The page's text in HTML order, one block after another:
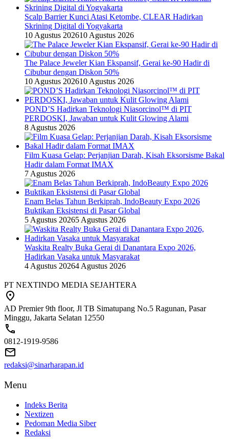
Scalp Barrier Kunci Atasi Ketombe, CLEAR Hadirkan
Skrining Digital di Yogyakarta
10 Agustus 202610 Agustus 2026
The Palace Jeweler Kian Ekspansif, Gerai ke-90 Hadir di
Cibubur dengan Diskon 50%
10 Agustus 202610 Agustus 2026
POND’S Hadirkan Teknologi Niasorcinol™ di PIT
PERDOSKI, Jawaban untuk Kulit Glowing Alami
8 Agustus 2026
Film Kuasa Gelap: Perjanjian Darah, Kisah Eksorsisme Bakal
Hadir dalam Format IMAX
7 Agustus 2026
Enam Belas Tahun Berkiprah, IndoBeauty Expo 2026
Buktikan Eksistensi di Pasar Global
5 Agustus 20265 Agustus 2026
Waskita Realty Buka Gerai di Danantara Expo 2026,
Hadirkan Vasaka untuk Masyarakat
4 Agustus 20264 Agustus 2026
PT NEXTINDO MEDIA SEJAHTERA
AD Premier 9th floor, Jl TB Simatupang No.5 Ragunan, Pasar
Minggu, Jakarta Selatan 12550
0812-1919-9586
redaksi@sinarharapan.id
Menu
Indeks Berita
Nextizen
Pedoman Media Siber
Redaksi